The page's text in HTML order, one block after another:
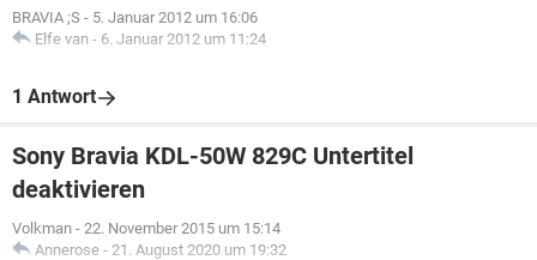
BRAVIA ;S - 5. Januar 2012 um 16:06
Elfe van - 6. Januar 2012 um 11:24
1 Antwort
Sony Bravia KDL-50W 829C Untertitel
deaktivieren
Volkman - 22. November 2015 um 15:14
Annerose - 21. August 2020 um 19:32